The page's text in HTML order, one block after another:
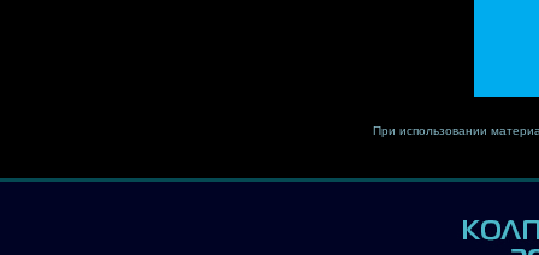
При использовании